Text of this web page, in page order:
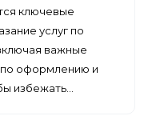
ключевые
услуг по
важные
по оформлению и
избежать…